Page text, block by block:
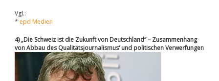
Vgl.:
* epd Medien
4) „Die Schweiz ist die Zukunft von Deutschland“ – Zusammenhang
von Abbau des Qualitätsjournalismus‘ und politischen Verwerfungen